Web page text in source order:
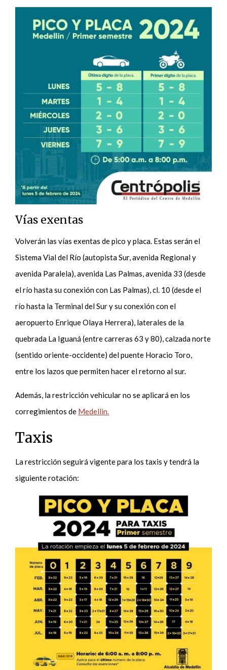
Vías exentas
Volverán las vías exentas de pico y placa. Estas serán el
Sistema Vial del Río (autopista Sur, avenida Regional y
avenida Paralela), avenida Las Palmas, avenida 33 (desde
el río hasta su conexión con Las Palmas), cl. 10 (desde el
río hasta la Terminal del Sur y su conexión con el
aeropuerto Enrique Olaya Herrera), laterales de la
quebrada La Iguaná (entre carreras 63 y 80), calzada norte
(sentido oriente-occidente) del puente Horacio Toro,
entre los lazos que permiten hacer el retorno al sur.
Además, la restricción vehicular no se aplicará en los
corregimientos de Medellin.
Taxis
La restricción seguirá vigente para los taxis y tendrá la
siguiente rotación: